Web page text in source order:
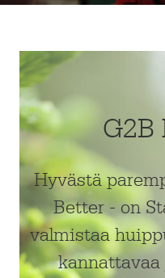
G2B
Hyvästä
Better - on
valmistaa